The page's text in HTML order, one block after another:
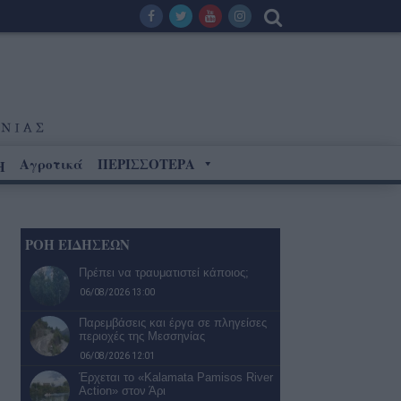
Αγροτικά ΠΕΡΙΣΣΟΤΕΡΑ
ΡΟΗ ΕΙΔΗΣΕΩΝ
Πρέπει να τραυματιστεί κάποιος;
06/08/2026 13:00
Παρεμβάσεις και έργα σε πληγείσες
περιοχές της Μεσσηνίας
06/08/2026 12:01
Έρχεται το «Kalamata Pamisos River
Action» στον Άρι